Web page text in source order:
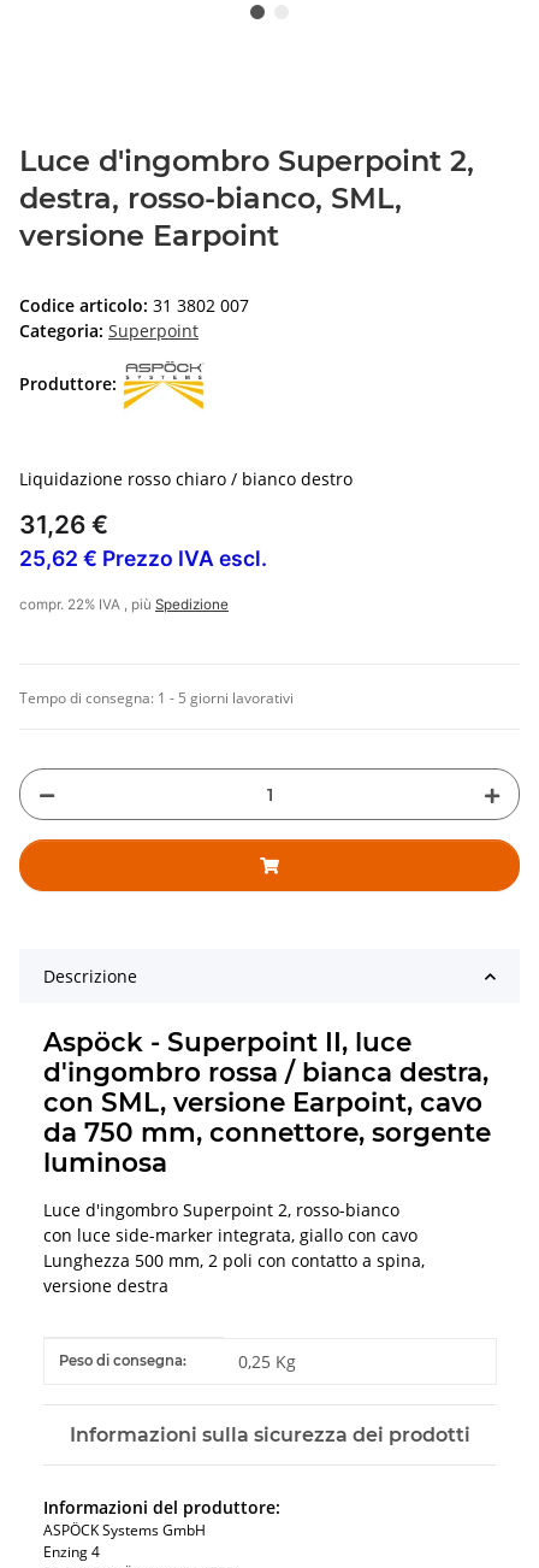
Luce d'ingombro Superpoint 2,
destra, rosso-bianco, SML,
versione Earpoint
Codice articolo: 31 3802 007
Categoria: Superpoint
Produttore:
Liquidazione rosso chiaro / bianco destro
31,26 €
25,62 € Prezzo IVA escl.
compr. 22% IVA , più Spedizione
Tempo di consegna: 1 - 5 giorni lavorativi
Descrizione
Aspöck - Superpoint II, luce
d'ingombro rossa / bianca destra,
con SML, versione Earpoint, cavo
da 750 mm, connettore, sorgente
luminosa
Luce d'ingombro Superpoint 2, rosso-bianco
con luce side-marker integrata, giallo con cavo
Lunghezza 500 mm, 2 poli con contatto a spina,
versione destra
#productDetails.itemInformation#
#productDetails.itemValue#
Peso di consegna: 0,25 Kg
Informazioni sulla sicurezza dei prodotti
Informazioni del produttore:
ASPÖCK Systems GmbH
Enzing 4